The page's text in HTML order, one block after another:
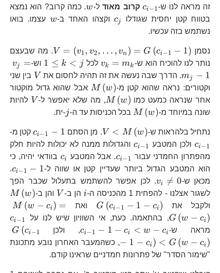
<c_{i-
1}\le
זה מראה לנו ש-
c_{i-
1}
ci−1 קרוב מאודל- w
w. כמה קרוב? הוא נמצא
בטווח קטן יחסית שגודלוc_{j}
cj וקצהו האחד ב- w
w עצמו. בואו
נשתמש בזה עכשיו.
נסמן
1}-1\right)
V = (v1, v2, … , vn ) = G (ci−1 − 1)
. מה שבעצם
נותר לנו להוכיח הוא ש-
v_{k}=m_{k}
vk = mk לכל
1\le
k<j
1 ≤ k < j וש- vj =
mj − 1 . הדרך שבה נעשה את זה תהיה לחסום את V
V בין שני
וקטורים: נראה שהוא קטן מ-
M\left(w\right)
M (w)
אבל שהוא גדול מוקטור
אחר שנראה כמעט כמו
M\left(w\right)
M (w) , מה שלא יאפשר ל- V
V להיות
שונה במיוחד מ-
M\left(w\right)
M (w) בכל הכניסות עד ה- j
j-ית.
נתחיל בלהראות ש-
V<M\left(w\right)
V < M (w) . מן הסתם
c_{i-
1}-1
ci−1 − 1 קטן מ-
ci−1 ולכן המטבע
c_{i-
1}
ci−1
והגדולות ממנה לא יכולות להיות חלק
מהפתרון החמדני עבור
c_{i-
1}
ci−1 . אבל המטבע c_{i}
ci
בוודאי יהיה, כי
הוא המטבע הגדול ביותר שעדיין קטן או שווה ל-
ci−1 − 1
.
מכאן ש-
v_{i}\ne0 vi 
= 0
. לכן אפשר להשתמש בתעלול שכבר הפך
לשגור אצלנו - להפחית 1 מהכניסה ה-
i
i הן ב- V
V והן ב- M (w)
ולקבל אתG\left(c_{i-
1}-1-
c_{i}\right)
G (ci−1 − 1 − ci ) ואת M (w − ci ) =
G (w − ci ) , בהתאמה. כעת, אי השוויון שיש לנו על ci−1
מראה ש-
c_{i-
1}-1-
c_{i}
ci−1 − 1 − ci < w − ci , ולכן G (ci−1
− 1 − ci ) < G (w − ci )
, כשהמעבר האחרון נובע מתכונת
"שימור הסדר" של פתרונות חמדניים שראינו קודם.